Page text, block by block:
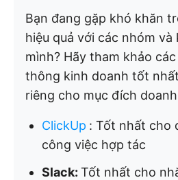
Bạn đang gặp khó khăn
hiệu quả với các nhóm và
mình? Hãy tham khảo
thông kinh doanh tốt
riêng cho mục đích
ClickUp : Tốt nhất cho
công việc hợp tác
Slack: Tốt nhất cho